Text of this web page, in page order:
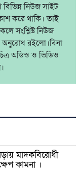
নিউজ সাইট
করে থাকি। তাই
সংশ্লিষ্ট নিউজ
অনুরোধ রইলো।বিনা
অডিও ও ভিডিও
মাদকবিরোধী
কামনা ‎।